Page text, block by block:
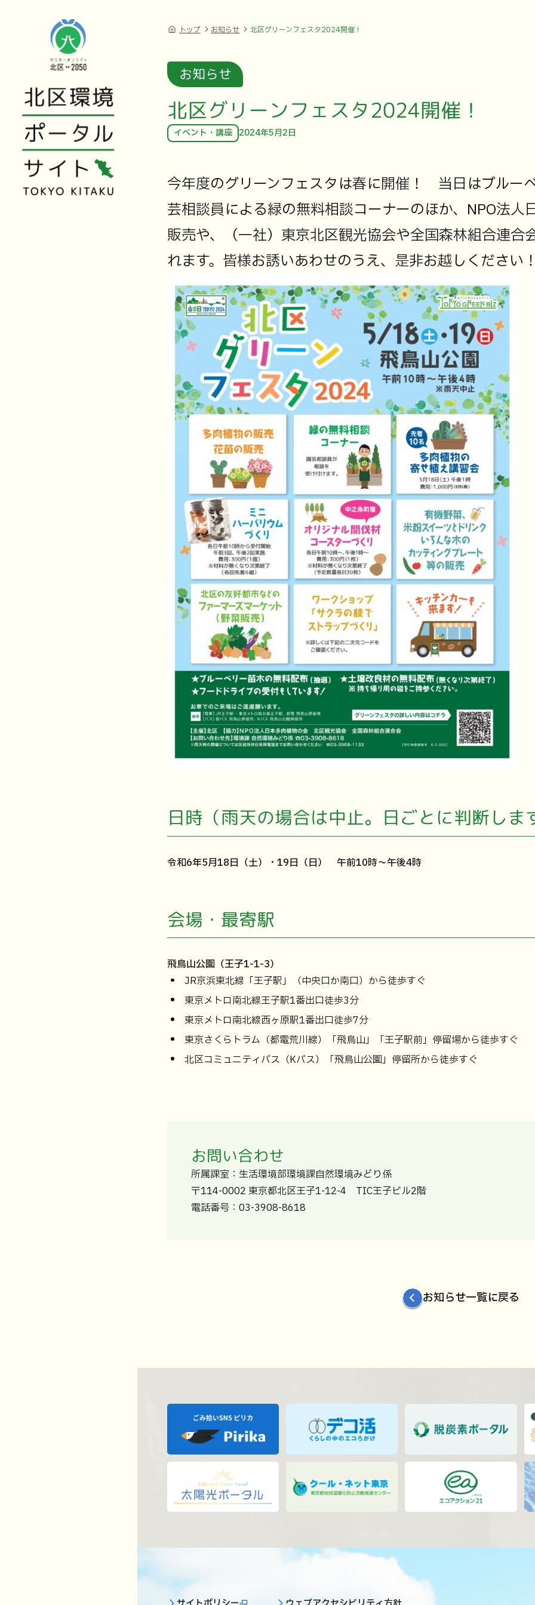
トップ お知らせ 北区グリーンフェスタ2024開催！
お知らせ
北区グリーンフェスタ2024開催！
イベント・講座 2024年5月2日
今年度のグリーンフェスタは春に開催！ 当日はブルー
芸相談員による緑の無料相談コーナーのほか、NPO法
販売や、（一社）東京北区観光協会や全国森林組合連合
れます。皆様お誘いあわせのうえ、是非お越しください
日時（雨天の場合は中止。日ごとに判断しま
令和6年5月18日（土）・19日（日） 午前10時～午後4時
会場・最寄駅
飛鳥山公園（王子1-1-3）
JR京浜東北線「王子駅」（中央口か南口）から徒歩すぐ
東京メトロ南北線王子駅1番出口徒歩3分
東京メトロ南北線西ヶ原駅1番出口徒歩7分
東京さくらトラム（都電荒川線）「飛鳥山」「王子駅前」停留場から徒歩すぐ
北区コミュニティバス（Kバス）「飛鳥山公園」停留所から徒歩すぐ
お問い合わせ
所属課室：生活環境部環境課自然環境みどり係
〒114-0002 東京都北区王子1-12-4 TIC王子ビル2階
電話番号：03-3908-8618
お知らせ一覧に戻る